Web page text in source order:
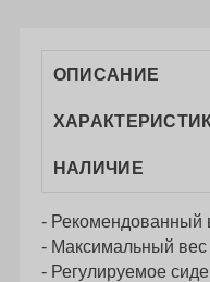
ОПИСАНИЕ
НАЛИЧИЕ
- Рекомендованный
- Максимальный вес
- Регулируемое